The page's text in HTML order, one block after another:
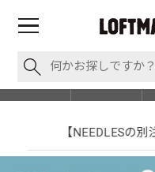
【NEEDLESの